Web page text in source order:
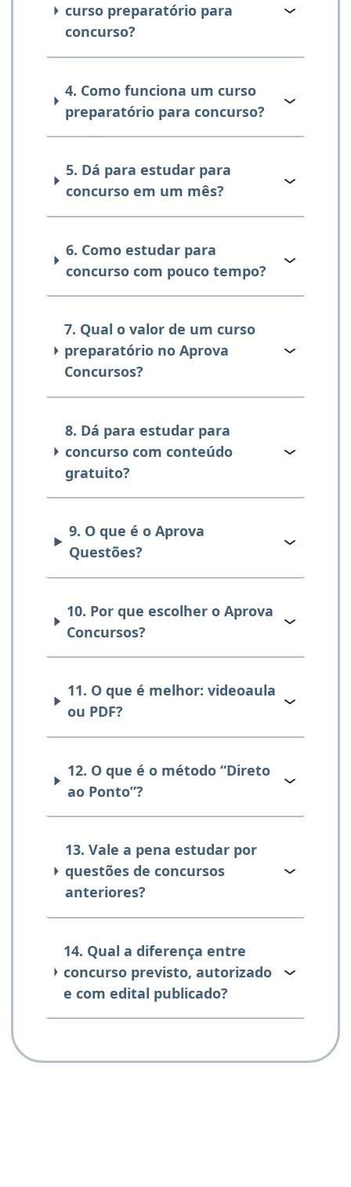
curso preparatório para
concurso?
4. Como funciona um curso
preparatório para concurso?
5. Dá para estudar para
concurso em um mês?
6. Como estudar para
concurso com pouco tempo?
7. Qual o valor de um curso
preparatório no Aprova
Concursos?
8. Dá para estudar para
concurso com conteúdo
gratuito?
9. O que é o Aprova
Questões?
10. Por que escolher o Aprova
Concursos?
11. O que é melhor: videoaula
ou PDF?
12. O que é o método “Direto
ao Ponto”?
13. Vale a pena estudar por
questões de concursos
anteriores?
14. Qual a diferença entre
concurso previsto, autorizado
e com edital publicado?